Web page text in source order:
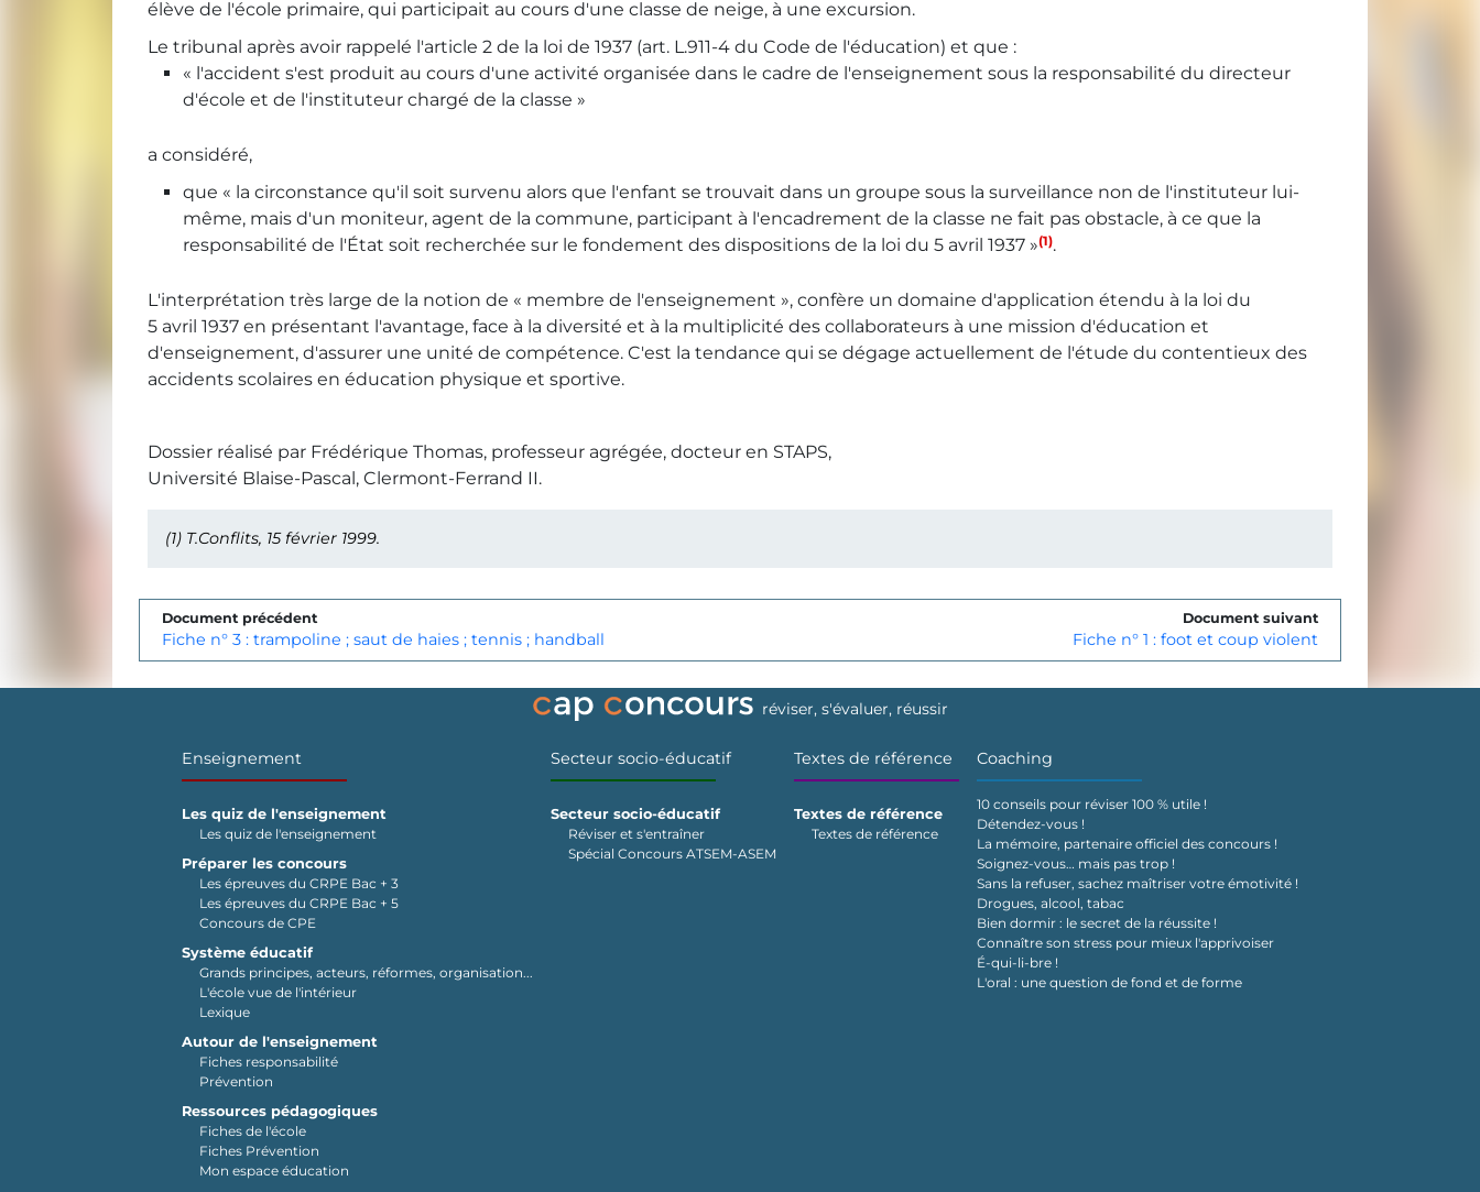
élève de l'école primaire, qui participait au cours d'une classe de neige, à une excursion.
Le tribunal après avoir rappelé l'article 2 de la loi de 1937 (art. L.911-4 du Code de l'éducation) et que :
« l'accident s'est produit au cours d'une activité organisée dans le cadre de l'enseignement sous la responsabilité du directeur
d'école et de l'instituteur chargé de la classe »
a considéré,
que « la circonstance qu'il soit survenu alors que l'enfant se trouvait dans un groupe sous la surveillance non de l'instituteur lui-
même, mais d'un moniteur, agent de la commune, participant à l'encadrement de la classe ne fait pas obstacle, à ce que la
responsabilité de l'État soit recherchée sur le fondement des dispositions de la loi du 5 avril 1937 »(1).
L'interprétation très large de la notion de « membre de l'enseignement », confère un domaine d'application étendu à la loi du
5 avril 1937 en présentant l'avantage, face à la diversité et à la multiplicité des collaborateurs à une mission d'éducation et
d'enseignement, d'assurer une unité de compétence. C'est la tendance qui se dégage actuellement de l'étude du contentieux des
accidents scolaires en éducation physique et sportive.
Dossier réalisé par Frédérique Thomas, professeur agrégée, docteur en STAPS,
Université Blaise-Pascal, Clermont-Ferrand II.
(1) T.Conflits, 15 février 1999.
Document précédent
Fiche n° 3 : trampoline ; saut de haies ; tennis ; handball
Document suivant
Fiche n° 1 : foot et coup violent
réviser, s'évaluer, réussir
Enseignement
Les quiz de l'enseignement
Les quiz de l'enseignement
Préparer les concours
Les épreuves du CRPE Bac + 3
Les épreuves du CRPE Bac + 5
Concours de CPE
Système éducatif
Grands principes, acteurs, réformes, organisation...
L'école vue de l'intérieur
Lexique
Autour de l'enseignement
Fiches responsabilité
Prévention
Ressources pédagogiques
Fiches de l'école
Fiches Prévention
Mon espace éducation
Secteur socio-éducatif
Secteur socio-éducatif
Réviser et s'entraîner
Spécial Concours ATSEM-ASEM
Textes de référence
Textes de référence
Textes de référence
Coaching
10 conseils pour réviser 100 % utile !
Détendez-vous !
La mémoire, partenaire officiel des concours !
Soignez-vous… mais pas trop !
Sans la refuser, sachez maîtriser votre émotivité !
Drogues, alcool, tabac
Bien dormir : le secret de la réussite !
Connaître son stress pour mieux l'apprivoiser
É-qui-li-bre !
L'oral : une question de fond et de forme